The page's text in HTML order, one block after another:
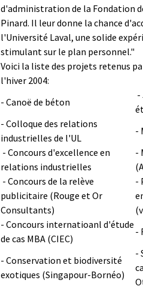
d'administration de la Fondation
Pinard. Il leur donne la chance
l'Université Laval, une solide
stimulant sur le plan personnel."
Voici la liste des projets retenus
l'hiver 2004:
- Canoë de béton
-
- Colloque des relations
industrielles de l'UL
-
- Concours d'excellence en
relations industrielles
-
- Concours de la relève
publicitaire (Rouge et Or
Consultants)
-
- Concours internatioanl d'étude
de cas MBA (CIEC)
-
- Conservation et biodiversité
exotiques (Singapour-Bornéo)
-